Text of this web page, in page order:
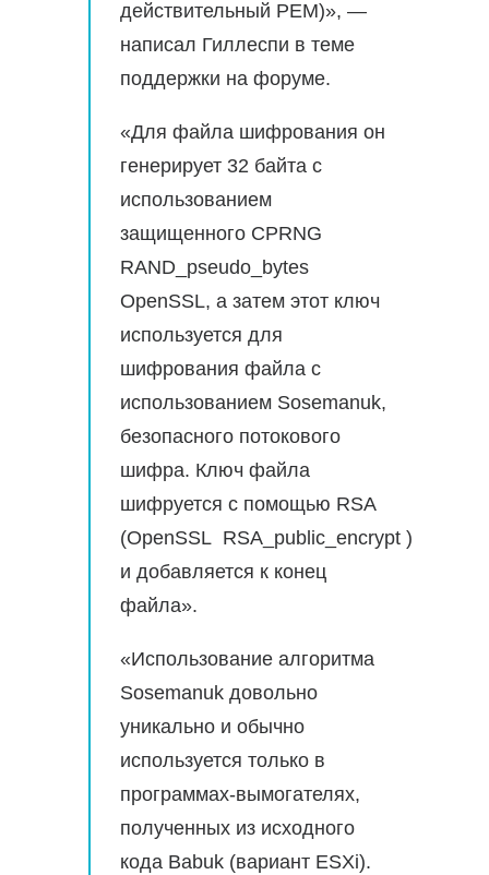
действительный PEM)», —
написал Гиллеспи в теме
поддержки на форуме.
«Для файла шифрования он
генерирует 32 байта с
использованием
защищенного CPRNG
RAND_pseudo_bytes
OpenSSL, а затем этот ключ
используется для
шифрования файла с
использованием Sosemanuk,
безопасного потокового
шифра. Ключ файла
шифруется с помощью RSA
(OpenSSL RSA_public_encrypt )
и добавляется к конец
файла».
«Использование алгоритма
Sosemanuk довольно
уникально и обычно
используется только в
программах-вымогателях,
полученных из исходного
кода Babuk (вариант ESXi).